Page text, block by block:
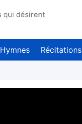
qui désirent
Hymnes Récitations